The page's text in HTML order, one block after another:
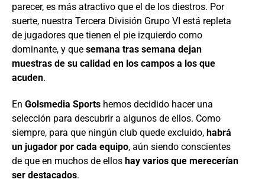
parecer, es más atractivo que el de los diestros. Por
suerte, nuestra Tercera División Grupo VI está repleta
de jugadores que tienen el pie izquierdo como
dominante, y que semana tras semana dejan
muestras de su calidad en los campos a los que
acuden.
En Golsmedia Sports hemos decidido hacer una
selección para descubrir a algunos de ellos. Como
siempre, para que ningún club quede excluido, habrá
un jugador por cada equipo, aún siendo conscientes
de que en muchos de ellos hay varios que merecerían
ser destacados.